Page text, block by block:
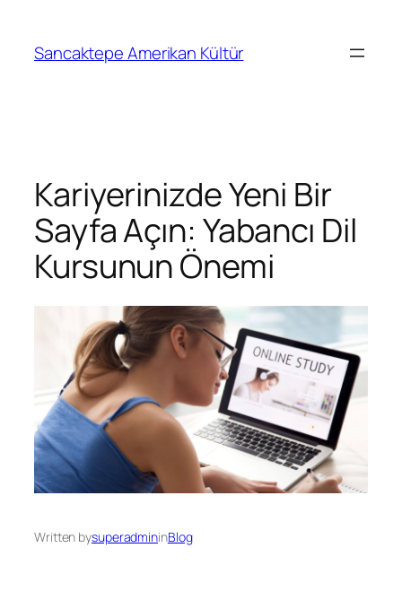
Sancaktepe Amerikan Kültür
Kariyerinizde Yeni Bir
Sayfa Açın: Yabancı Dil
Kursunun Önemi
Written bysuperadmininBlog